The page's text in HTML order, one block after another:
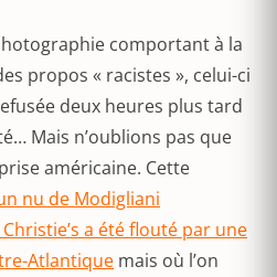
comportant à la
propos « racistes », celui-ci
deux heures plus tard
Mais n’oublions pas que
américaine. Cette
nu de Modigliani
a été flouté par une
Atlantique mais où l’on